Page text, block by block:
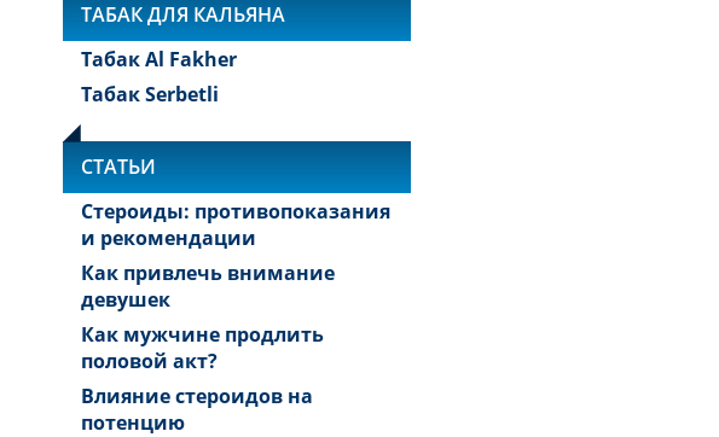
ТАБАК ДЛЯ КАЛЬЯНА
Табак Al Fakher
Табак Serbetli
СТАТЬИ
Стероиды: противопоказания
и рекомендации
Как привлечь внимание
девушек
Как мужчине продлить
половой акт?
Влияние стероидов на
потенцию